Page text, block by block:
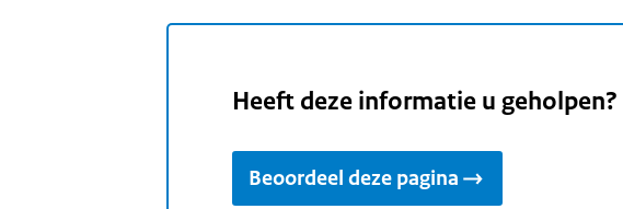
Heeft deze informatie u geholpen?
Beoordeel deze pagina